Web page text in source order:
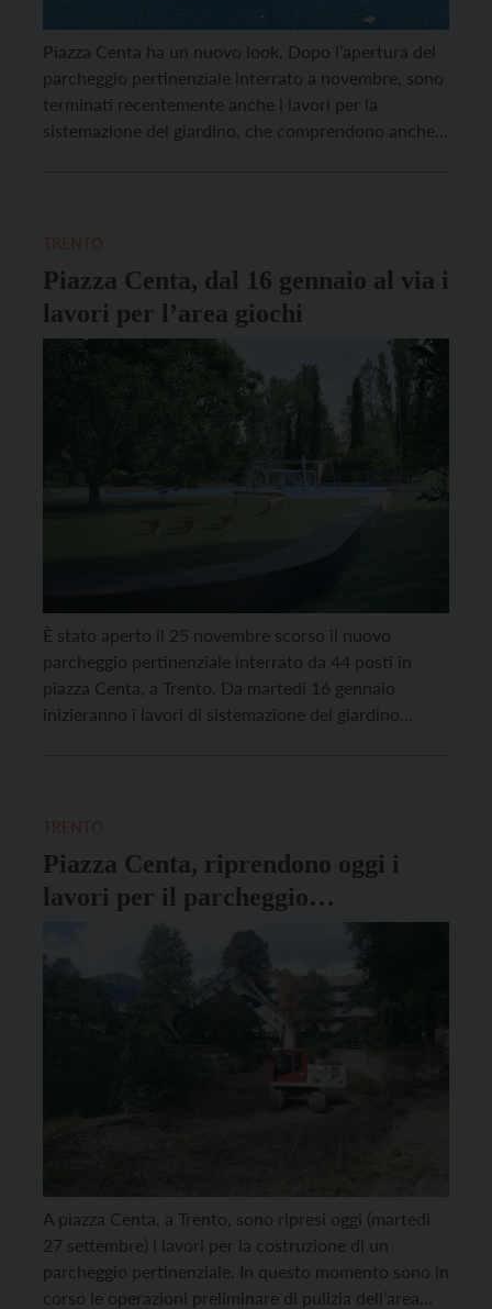
Piazza Centa ha un nuovo look. Dopo l’apertura del
parcheggio pertinenziale interrato a novembre, sono
terminati recentemente anche i lavori per la
sistemazione del giardino, che comprendono anche
Piazza Centa, dal 16 gennaio al via i
lavori per l’area giochi
È stato aperto il 25 novembre scorso il nuovo
parcheggio pertinenziale interrato da 44 posti in
piazza Centa, a Trento. Da martedì 16 gennaio
inizieranno i lavori di sistemazione del giardino
Piazza Centa, riprendono oggi i
lavori per il parcheggio
pertinenziale
A piazza Centa, a Trento, sono ripresi oggi (martedì
27 settembre) i lavori per la costruzione di un
parcheggio pertinenziale. In questo momento sono in
corso le operazioni preliminare di pulizia dell’area